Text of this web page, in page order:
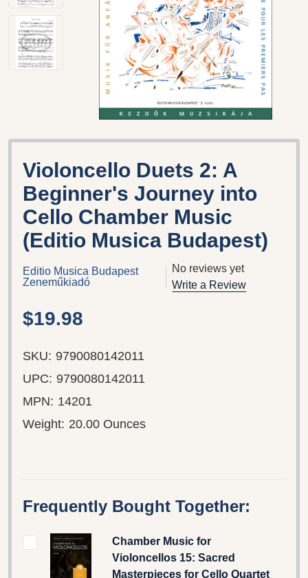
Violoncello Duets 2: A
Beginner's Journey into
Cello Chamber Music
(Editio Musica Budapest)
Editio Musica Budapest
Zeneműkiadó
No reviews yet
Write a Review
$19.98
SKU: 9790080142011
UPC: 9790080142011
MPN: 14201
Weight: 20.00 Ounces
Frequently Bought Together:
Chamber Music for
Violoncellos 15: Sacred
Masterpieces for Cello Quartet